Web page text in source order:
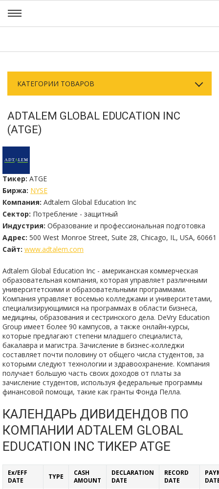
КАТЕГОРИИ ТОВАРОВ
ADTALEM GLOBAL EDUCATION INC
(ATGE)
Тикер: ATGE
Биржа: NYSE
Компания: Adtalem Global Education Inc
Сектор: Потребление - защитный
Индустрия: Образование и профессиональная подготовка
Адрес: 500 West Monroe Street, Suite 28, Chicago, IL, USA, 60661
Сайт: www.adtalem.com
Adtalem Global Education Inc - американская коммерческая
образовательная компания, которая управляет различными
университетскими и образовательными программами.
Компания управляет восемью колледжами и университетами,
специализирующимися на программах в области бизнеса,
медицины, образования и сестринского дела. DeVry Education
Group имеет более 90 кампусов, а также онлайн-курсы,
которые предлагают степени младшего специалиста,
бакалавра и магистра. Зачисление в бизнес-колледжи
составляет почти половину от общего числа студентов, за
которыми следуют технологии и здравоохранение. Компания
получает большую часть своих доходов от платы за
зачисление студентов, используя федеральные программы
финансовой помощи, такие как гранты Фонда Пелла.
КАЛЕНДАРЬ ДИВИДЕНДОВ ПО
КОМПАНИИ ADTALEM GLOBAL
EDUCATION INC ТИКЕР ATGE
Ex/EFF
DATE
TYPE
CASH
AMOUNT
DECLARATION
DATE
RECORD
DATE